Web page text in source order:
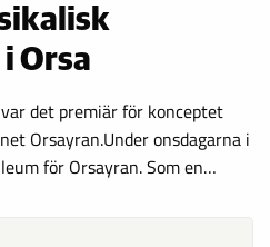
Orsa
det premiär för konceptet
Orsayran.Under onsdagarna i
för Orsayran. Som en…